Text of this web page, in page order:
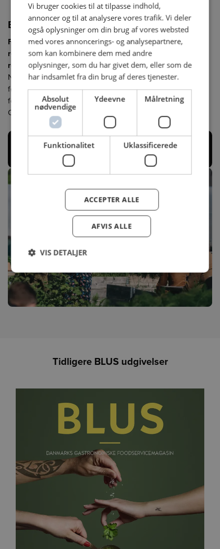
En sund jord giver sunde fødevarer
Foodprint Nordic arbejder for at fremme dyrkningen af
regenerative fødevarer og ser mad som vores vigtigste
redskab til at løse nogle af verdens udfordringer.
Nøglen til succes findes i netværket med spisesteder og
fødevarevirksomheder, som er med til at drive lokal
forandring. Én af de nyeste virksomhedsmedlemmer er BC
Catering
Læs mere om regenerativt landbrug i BLUS
Tidligere BLUS udgivelser
Vi bruger cookies til at tilpasse indhold,
annoncer og til at analysere vores trafik. Vi deler
også oplysninger om din brug af vores websted
med vores annoncerings- og analysepartnere,
som kan kombinere dem med andre
oplysninger, som du har givet dem, eller som de
har indsamlet fra din brug af deres tjenester.
Absolut
nødvendige
Ydeevne Målretning
Funktionalitet Uklassificerede
ACCEPTER ALLE
AFVIS ALLE
VIS DETALJER